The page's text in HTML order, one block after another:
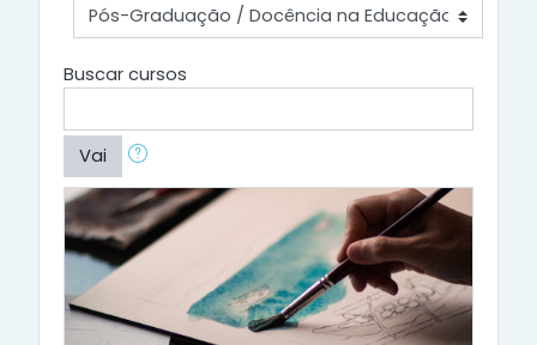
Buscar cursos
Vai